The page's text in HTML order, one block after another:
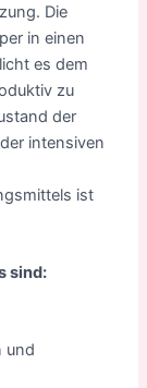
Die
in einen
es dem
zu
der
intensiven
ist
sind:
und